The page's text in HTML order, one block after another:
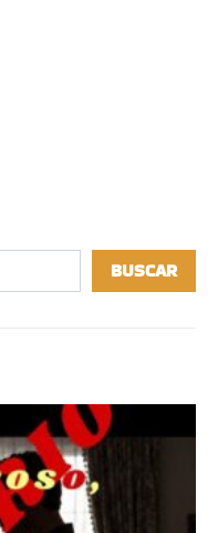
BUSCAR